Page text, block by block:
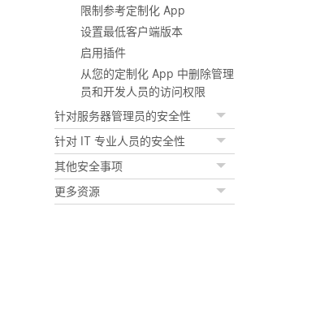
限制参考定制化 App
设置最低客户端版本
启用插件
从您的定制化 App 中删除管理
员和开发人员的访问权限
针对服务器管理员的安全性
针对 IT 专业人员的安全性
其他安全事项
更多资源